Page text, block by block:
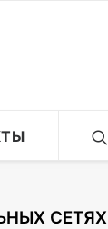
СЕТЯХ